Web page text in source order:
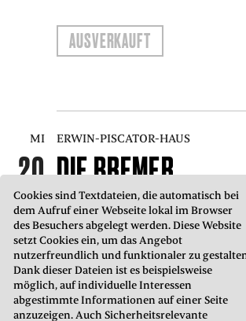
Cookies sind Textdateien, die automatisch bei
dem Aufruf einer Webseite lokal im Browser
des Besuchers abgelegt werden. Diese Website
setzt Cookies ein, um das Angebot
nutzerfreundlich und funktionaler zu
Dank dieser Dateien ist es beispielsweise
möglich, auf individuelle Interessen
abgestimmte Informationen auf einer Seite
anzuzeigen. Auch Sicherheitsrelevante
AUSVERKAUFT
MI
20
11.00
ERWIN-PISCATOR-HAUS
DIE BREMER
BRÜDER GRIMM
für Menschen ab 6 Jahren
Schulvorstellung: bei Interesse wenden
familienstueck@hltm.de.